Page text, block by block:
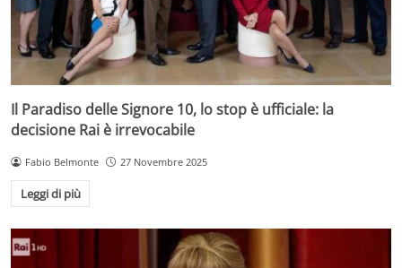
Il Paradiso delle Signore 10, lo stop è ufficiale: la
decisione Rai è irrevocabile
Fabio Belmonte 27 Novembre 2025
Leggi di più